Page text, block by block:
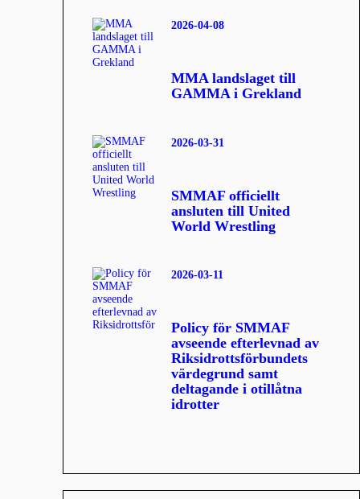
MMA landslaget till
GAMMA i Grekland
2026-04-08
SMMAF officiellt
ansluten till United
World Wrestling
2026-03-31
Policy för SMMAF
avseende efterlevnad av
Riksidrottsförbundets
värdegrund samt
deltagande i otillåtna
idrotter
2026-03-11